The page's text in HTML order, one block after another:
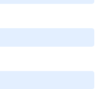
、海外へも積極的に展開
多く携わっています。
することこそが、私たち船
功、そして、その先にいる
とで、社会全体の繁栄に貢